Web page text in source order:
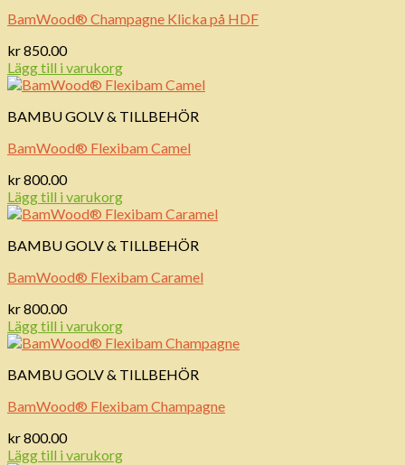
BamWood® Champagne Klicka på HDF
kr850.00
Lägg till i varukorg
BAMBU GOLV & TILLBEHÖR
BamWood® Flexibam Camel
kr800.00
Lägg till i varukorg
BAMBU GOLV & TILLBEHÖR
BamWood® Flexibam Caramel
kr800.00
Lägg till i varukorg
BAMBU GOLV & TILLBEHÖR
BamWood® Flexibam Champagne
kr800.00
Lägg till i varukorg